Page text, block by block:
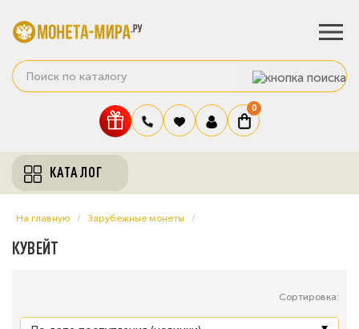
0
КАТАЛОГ
На главную Зарубежные монеты
КУВЕЙТ
Сортировка: